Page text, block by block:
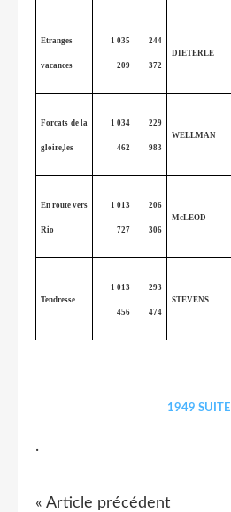
Etranges
vacances
1 035
209
244
372
DIETERLE
Forcats de la
gloire,les
1 034
462
229
983
WELLMAN
En route vers
Rio
1 013
727
206
306
McLEOD
Tendresse
1 013
456
293
474
STEVENS
1949 SUITE
.
« Article précédent